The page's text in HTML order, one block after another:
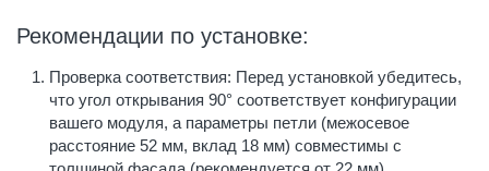
Рекомендации по установке:
Проверка соответствия: Перед установкой убедитесь,
что угол открывания 90° соответствует конфигурации
вашего модуля, а параметры петли (межосевое
расстояние 52 мм, вклад 18 мм) совместимы с